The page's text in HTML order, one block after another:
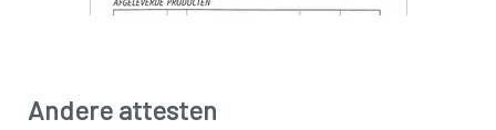
Andere attesten